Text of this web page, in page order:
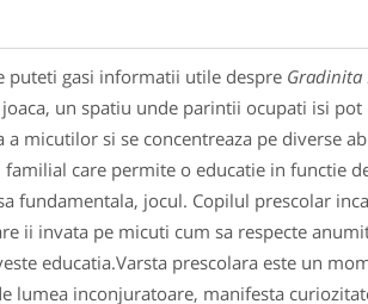
puteti gasi informatii utile despre Gradinita
un spatiu unde parintii ocupati isi pot
micutilor si se concentreaza pe diverse
care permite o educatie in functie
fundamentala, jocul. Copilul prescolar
ii invata pe micuti cum sa respecte
educatia.Varsta prescolara este un
inconjuratoare, manifesta